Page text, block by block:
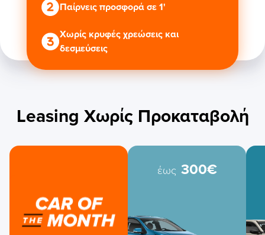
Παίρνεις προσφορά σε 1'
Χωρίς κρυφές χρεώσεις και
δεσμεύσεις
Leasing Χωρίς Προκαταβολή
έως 300€